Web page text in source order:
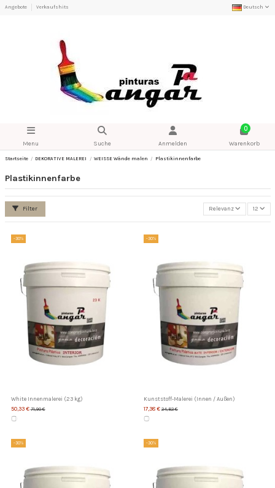
Angebote Verkaufshits Deutsch
Menu Suche Anmelden
0
Warenkorb
Startseite DEKORATIVE MALEREI WEISSE Wände malen Plastikinnenfarbe
Plastikinnenfarbe
Filter Relevanz 12
-30%
White Innenmalerei (23 kg)
50,33 €71,90 €
-30%
Kunststoff-Malerei (Innen / Außen)
17,38 € 24,82 €
-30% -30%